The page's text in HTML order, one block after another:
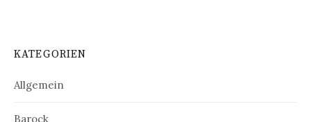
KATEGORIEN
Allgemein
Barock